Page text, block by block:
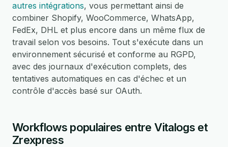
autres intégrations, vous permettant ainsi de
combiner Shopify, WooCommerce, WhatsApp,
FedEx, DHL et plus encore dans un même flux de
travail selon vos besoins. Tout s'exécute dans un
environnement sécurisé et conforme au RGPD,
avec des journaux d'exécution complets, des
tentatives automatiques en cas d'échec et un
contrôle d'accès basé sur OAuth.
Workflows populaires entre Vitalogs et
Zrexpress